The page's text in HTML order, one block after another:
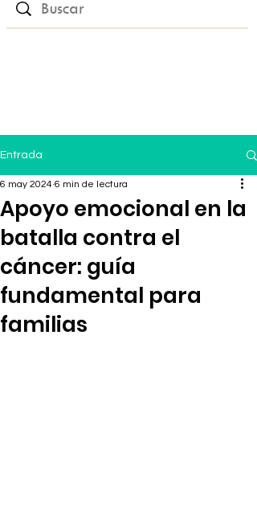
Entrada
Apoyo emocional en la
batalla contra el
cáncer: guía
fundamental para
familias
6 may 2024 6 min de lectura